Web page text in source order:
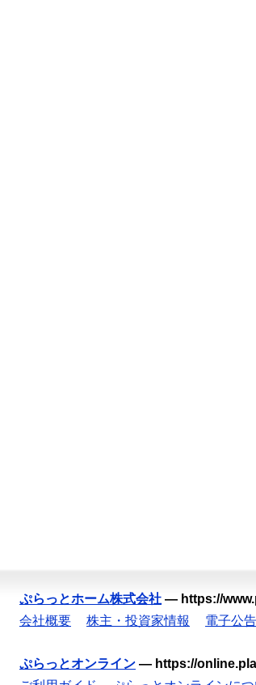
ぷらっとホーム株式会社 — https://
会社概要
株主・投資家情報 電子公告
ぷらっとオンライン — https://